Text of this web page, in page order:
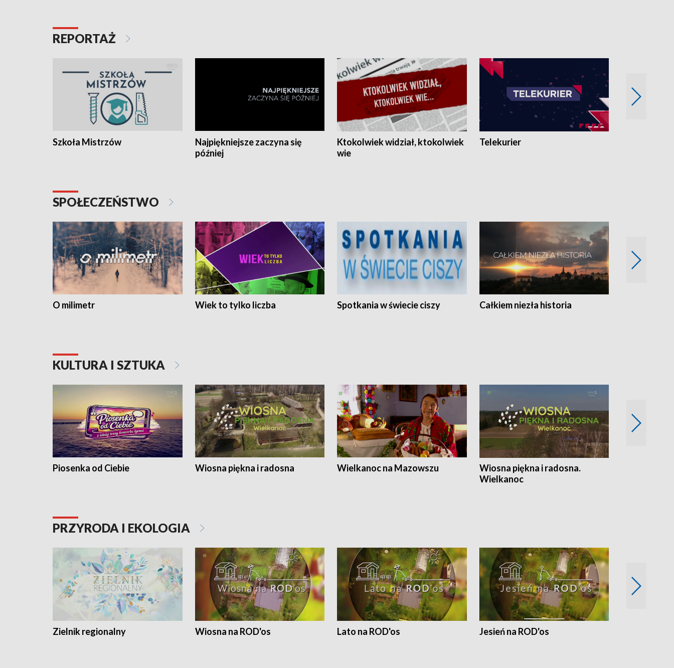
REPORTAŻ
Szkoła Mistrzów
Najpiękniejsze zaczyna się
później
Ktokolwiek widział, ktokolwiek
wie
Telekurier
SPOŁECZEŃSTWO
O milimetr Wiek to tylko liczba Spotkania w świecie ciszy Całkiem niezła historia
KULTURA I SZTUKA
Piosenka od Ciebie Wiosna piękna i radosna Wielkanoc na Mazowszu
Wiosna piękna i radosna.
Wielkanoc
PRZYRODA I EKOLOGIA
Zielnik regionalny Wiosna na ROD'os Lato na ROD'os Jesień na ROD'os